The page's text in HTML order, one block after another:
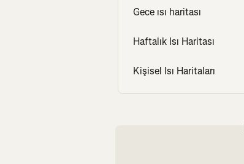
Gece ısı haritası
Haftalık Isı Haritası
Kişisel Isı Haritaları